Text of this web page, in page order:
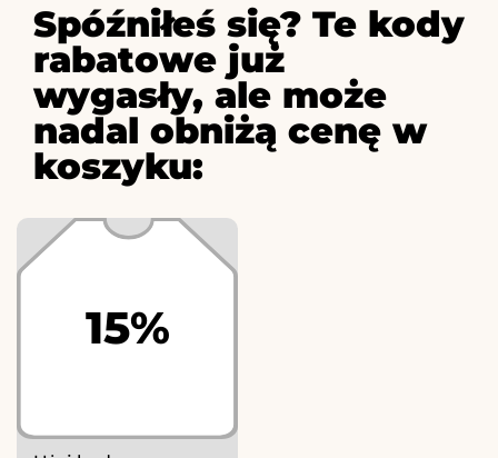
Spóźniłeś się? Te kody
rabatowe już
wygasły, ale może
nadal obniżą cenę w
koszyku:
15%